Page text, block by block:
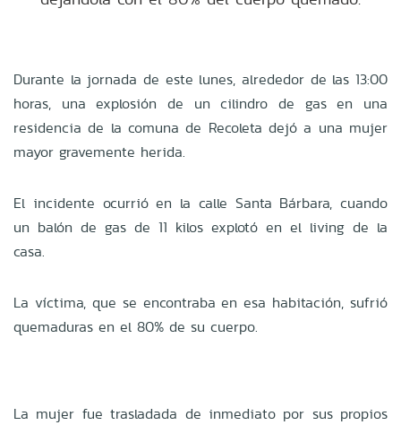
Durante la jornada de este lunes, alrededor de las 13:00
horas, una explosión de un cilindro de gas en una
residencia de la comuna de Recoleta dejó a una mujer
mayor gravemente herida.
El incidente ocurrió en la calle Santa Bárbara, cuando
un balón de gas de 11 kilos explotó en el living de la
casa.
La víctima, que se encontraba en esa habitación, sufrió
quemaduras en el 80% de su cuerpo.
La mujer fue trasladada de inmediato por sus propios